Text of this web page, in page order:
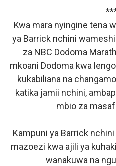
Kwa mara nyingine tena
ya Barrick nchini
za NBC Dodoma
mkoani Dodoma kwa
kukabiliana na
katika jamii nchini,
mbio za
Kampuni ya Barrick
mazoezi kwa ajili ya
wanakuwa na